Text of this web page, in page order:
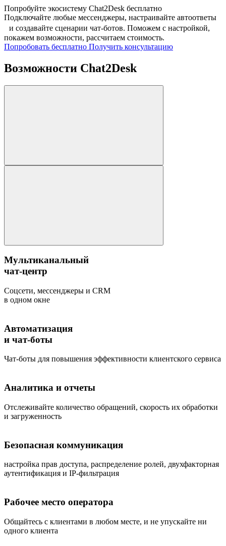
Попробуйте экосистему Chat2Desk бесплатно
Подключайте любые мессенджеры, настраивайте автоответы
и создавайте сценарии чат-ботов. Поможем с настройкой,
покажем возможности, рассчитаем стоимость.
Попробовать бесплатно Получить консультацию
Возможности Chat2Desk
Мультиканальный
чат-центр
Соцсети, мессенджеры и CRM
в одном окне
Автоматизация
и чат-боты
Чат-боты для повышения эффективности клиентского сервиса
Аналитика и отчеты
Отслеживайте количество обращений, скорость их обработки
и загруженность
Безопасная коммуникация
настройка прав доступа, распределение ролей, двухфакторная
аутентификация и IP-фильтрация
Рабочее место оператора
Общайтесь с клиентами в любом месте, и не упускайте ни
одного клиента